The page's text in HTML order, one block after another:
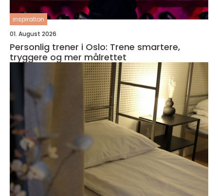
inspiration
01. August 2026
Personlig trener i Oslo: Trene smartere,
tryggere og mer målrettet